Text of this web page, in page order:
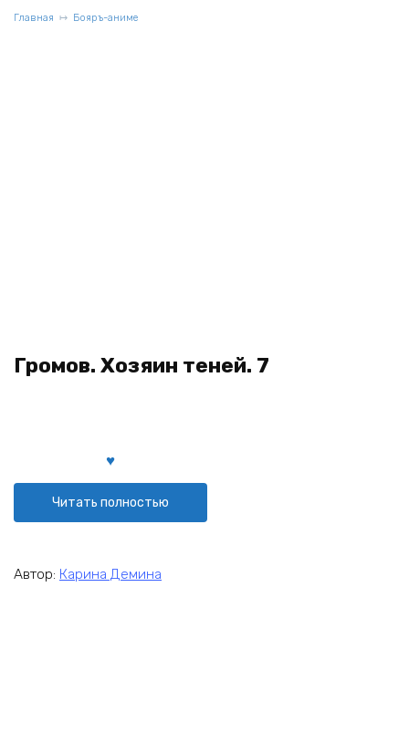
Главная Бояръ-аниме
Громов. Хозяин теней. 7
Читать полностью
Автор: Карина Демина